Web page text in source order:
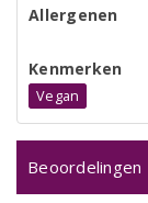
Allergenen
Kenmerken
Vegan
Beoordelingen